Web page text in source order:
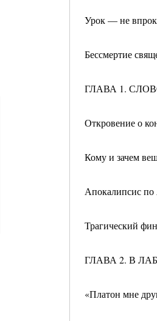
Урок — не впрок
Бессмертие
ГЛАВА 1.
Откровение о
Кому и зачем
Апокалипсис
Трагический
ГЛАВА 2. В
«Платон мне